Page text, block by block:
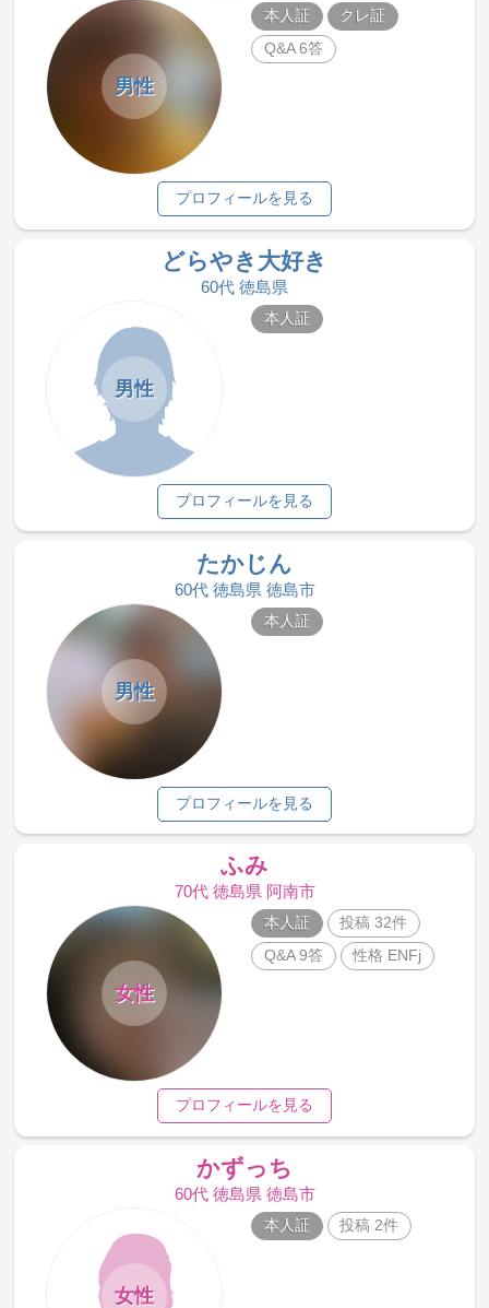
男性
本人証
クレ証
Q&A 6答
プロフィールを見る
どらやき大好き
60代 徳島県
男性
本人証
プロフィールを見る
たかじん
60代 徳島県 徳島市
男性
本人証
プロフィールを見る
ふみ
70代 徳島県 阿南市
女性
本人証
投稿 32件
Q&A 9答
性格 ENFj
プロフィールを見る
かずっち
60代 徳島県 徳島市
女性
本人証 投稿 2件